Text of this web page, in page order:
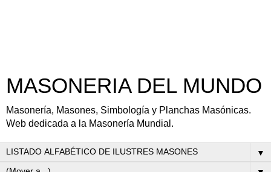
MASONERIA DEL MUNDO
Masonería, Masones, Simbología y Planchas Masónicas.
Web dedicada a la Masonería Mundial.
▼